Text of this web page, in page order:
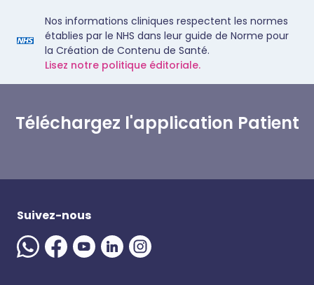
Nos informations cliniques respectent les normes
établies par le NHS dans leur guide de Norme pour
la Création de Contenu de Santé.
Lisez notre politique éditoriale.
Téléchargez l'application Patient
Suivez-nous